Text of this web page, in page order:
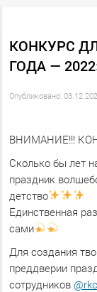
КОНКУРС
ГОДА —
Опубликовано:
ВНИМАНИЕ!!!
Сколько бы лет
праздник
детство
Единственная
сами
Для создания
преддверии
сотрудников